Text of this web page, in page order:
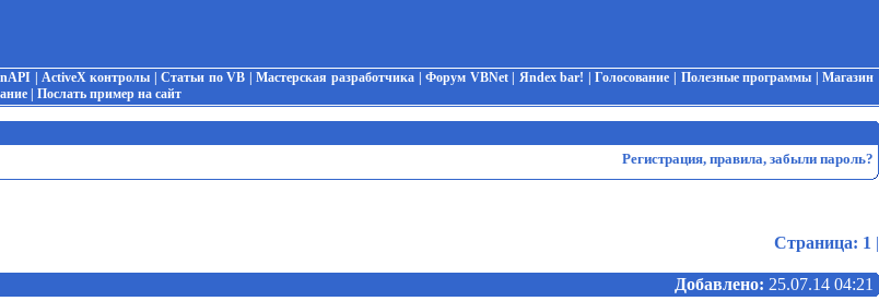
ActiveX контролы |Статьи по VB |Мастерская разработчика |Форум VBNet| Яndex bar! |Голосование Полезные программы |Магазин
Послать пример на сайт
Регистрация, правила, забыли пароль?
Страница: 1 |
Добавлено: 25.07.14 04:21